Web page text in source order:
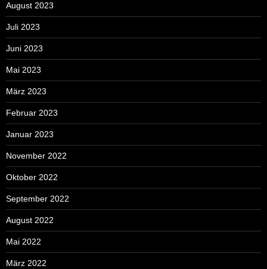
August 2023
Juli 2023
Juni 2023
Mai 2023
März 2023
Februar 2023
Januar 2023
November 2022
Oktober 2022
September 2022
August 2022
Mai 2022
März 2022